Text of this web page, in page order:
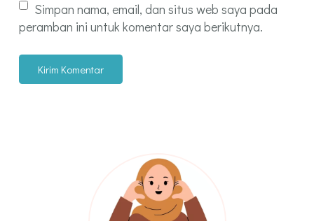
Simpan nama, email, dan situs web saya pada
peramban ini untuk komentar saya berikutnya.
Kirim Komentar